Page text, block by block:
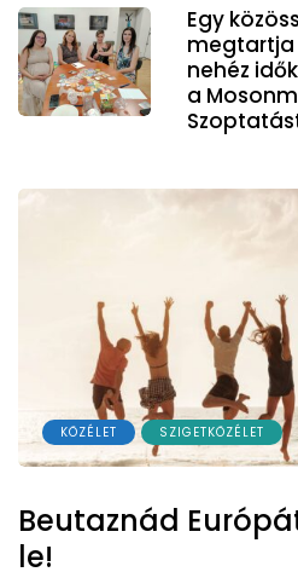
Egy
megtartja
nehéz
a
KÖZÉLET SZIGETKÖZÉLET
Beutaznád
le!